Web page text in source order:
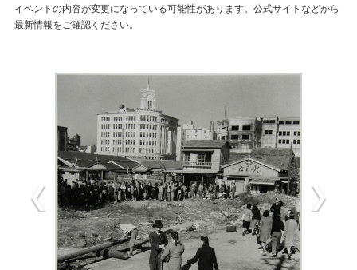
イベントの内容が変更になっている可能性があります。公式サイトなどから
最新情報をご確認ください。